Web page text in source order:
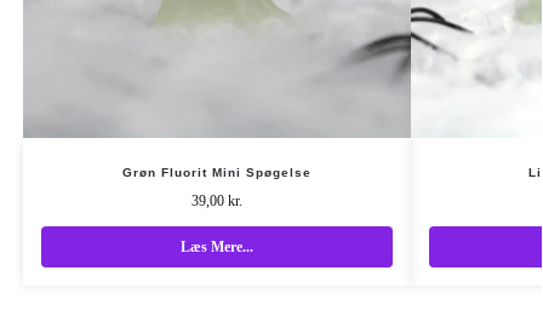
Grøn Fluorit Mini Spøgelse
39,00 kr.
Læs Mere...